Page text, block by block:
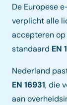
De Europese
verplicht alle
accepteren
standaard EN
Nederland
EN 16931, die
aan